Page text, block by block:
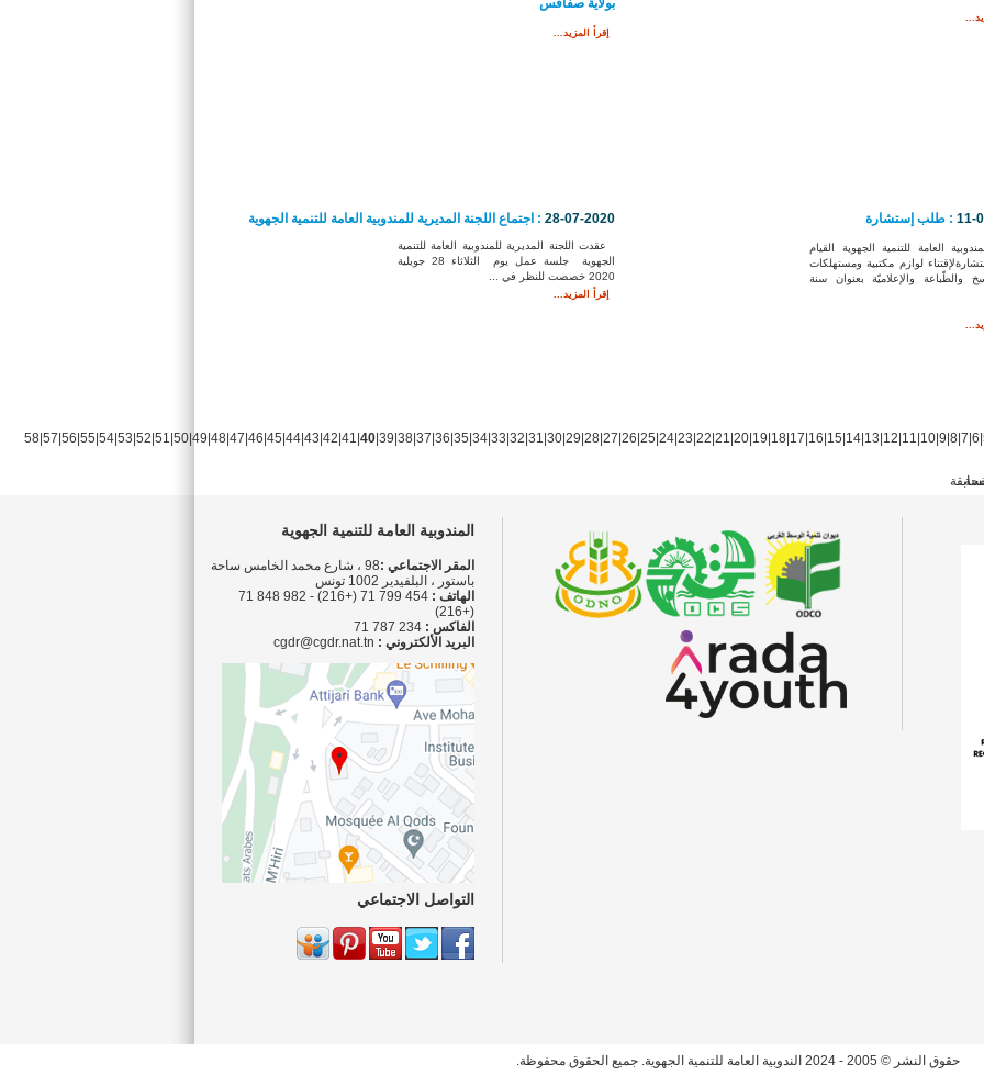
بولاية صفاقس
إقرأ المزيد...
28-07-2020 : اجتماع اللجنة المديرية للمندوبية العامة للتنمية الجهوية
عقدت اللجنة المديرية للمندوبية العامة للتنمية
الجهوية جلسة عمل يوم الثلاثاء 28 جويلية
2020 خصصت للنظر في ...
إقرأ المزيد...
11- : طلب إستشارة
العامة للتنمية الجهوية القيام
لوازم مكتبية ومستهلكات
والطّباعة والإعلاميّة بعنوان سنة
6
7
8
9
10
11
12
13
14
15
16
17
18
19
20
21
22
23
24
25
26
27
28
29
30
31
32
33
34
35
36
37
38
39
40
41
42
43
44
45
46
47
48
49
50
51
52
53
54
55
56
57
58
المندوبية العامة للتنمية الجهوية
المقر الاجتماعي :
98 ، شارع محمد الخامس ساحة
باستور ، البلفيدير 1002 تونس
الهاتف :
454 799 71 (+216) - 982 848 71
(+216)
الفاكس :
البريد الألكتروني : cgdr@cgdr.nat.tn
التواصل الاجتماعي
حقوق النشر © 2005 - 2024 الندوبية العامة للتنمية الجهوية. جميع الحقوق محفوظة.